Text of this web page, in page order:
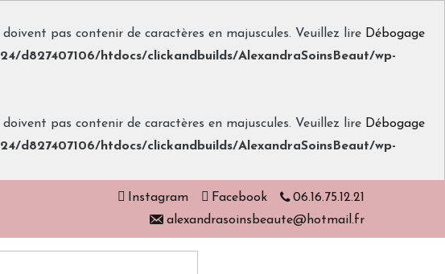
pas contenir de caractères en majuscules. Veuillez lire Débogage
d827407106/htdocs/clickandbuilds/AlexandraSoinsBeaut/wp-
pas contenir de caractères en majuscules. Veuillez lire Débogage
d827407106/htdocs/clickandbuilds/AlexandraSoinsBeaut/wp-
Instagram Facebook
06.16.75.12.21
alexandrasoinsbeaute@hotmail.fr